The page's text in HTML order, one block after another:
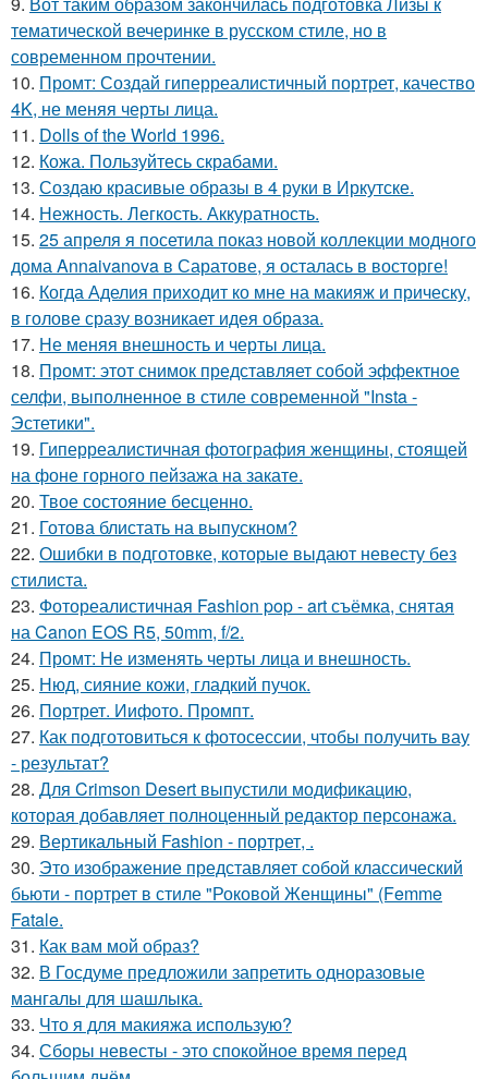
тематической вечеринке в русском стиле, но в
современном прочтении.
10. Промт: Создай гиперреалистичный портрет, качество
4K, не меняя черты лица.
11. Dolls of the World 1996.
12. Кожа. Пользуйтесь скрабами.
13. Создаю красивые образы в 4 руки в Иркутске.
14. Нежность. Легкость. Аккуратность.
15. 25 апреля я посетила показ новой коллекции модного
дома Annaivanova в Саратове, я осталась в восторге!
16. Когда Аделия приходит ко мне на макияж и прическу,
в голове сразу возникает идея образа.
17. Не меняя внешность и черты лица.
18. Промт: этот снимок представляет собой эффектное
селфи, выполненное в стиле современной "Insta -
Эстетики".
19. Гиперреалистичная фотография женщины, стоящей
на фоне горного пейзажа на закате.
20. Твое состояние бесценно.
21. Готова блистать на выпускном?
22. Ошибки в подготовке, которые выдают невесту без
стилиста.
23. Фотореалистичная Fashion pop - art съёмка, снятая
на Canon EOS R5, 50mm, f/2.
24. Промт: Не изменять черты лица и внешность.
25. Нюд, сияние кожи, гладкий пучок.
26. Портрет. Иифото. Промпт.
27. Как подготовиться к фотосессии, чтобы получить вау
- результат?
28. Для Crimson Desert выпустили модификацию,
которая добавляет полноценный редактор персонажа.
29. Вертикальный Fashion - портрет, .
30. Это изображение представляет собой классический
бьюти - портрет в стиле "Роковой Женщины" (Femme
Fatale.
31. Как вам мой образ?
32. В Госдуме предложили запретить одноразовые
мангалы для шашлыка.
33. Что я для макияжа использую?
34. Сборы невесты - это спокойное время перед